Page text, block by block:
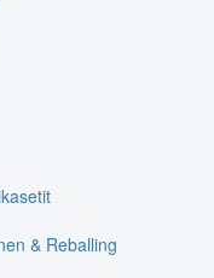
& Reballing